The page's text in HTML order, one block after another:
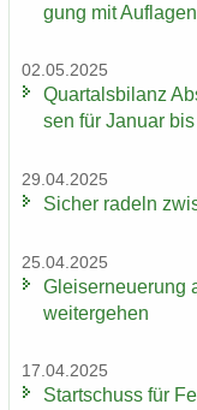
gung mit Auf­la­gen
02.05.2025
Quar­tals­bi­lanz
sen für Ja­nu­ar
29.04.2025
Si­cher ra­deln
25.04.2025
Gleis­er­neue­rung
wei­ter­ge­hen
17.04.2025
Start­schuss für